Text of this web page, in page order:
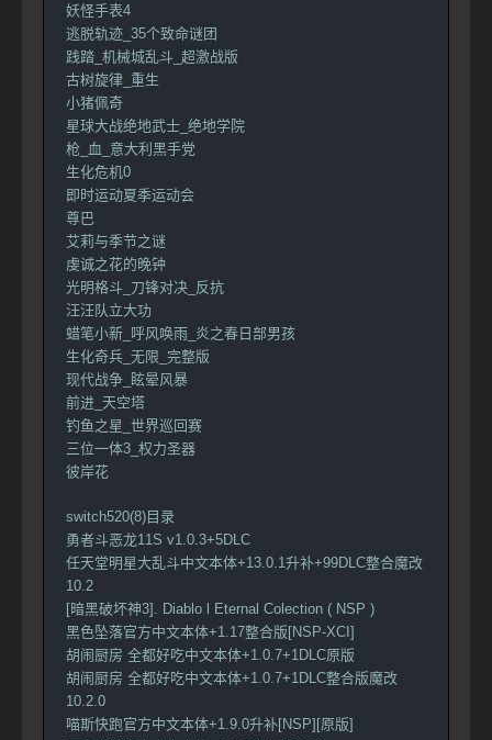
妖怪手表4
逃脱轨迹_35个致命谜团
践踏_机械城乱斗_超激战版
古树旋律_重生
小猪佩奇
星球大战绝地武士_绝地学院
枪_血_意大利黑手党
生化危机0
即时运动夏季运动会
尊巴
艾莉与季节之谜
虔诚之花的晚钟
光明格斗_刀锋对决_反抗
汪汪队立大功
蜡笔小新_呼风唤雨_炎之春日部男孩
生化奇兵_无限_完整版
现代战争_眩晕风暴
前进_天空塔
钓鱼之星_世界巡回赛
三位一体3_权力圣器
彼岸花
switch520(8)目录
勇者斗恶龙11S v1.0.3+5DLC
任天堂明星大乱斗中文本体+13.0.1升补+99DLC整合魔改
10.2
[暗黑破坏神3]. Diablo l Eternal Colection ( NSP )
黑色坠落官方中文本体+1.17整合版[NSP-XCI]
胡闹厨房 全都好吃中文本体+1.0.7+1DLC原版
胡闹厨房 全都好吃中文本体+1.0.7+1DLC整合版魔改
10.2.0
喵斯快跑官方中文本体+1.9.0升补[NSP][原版]